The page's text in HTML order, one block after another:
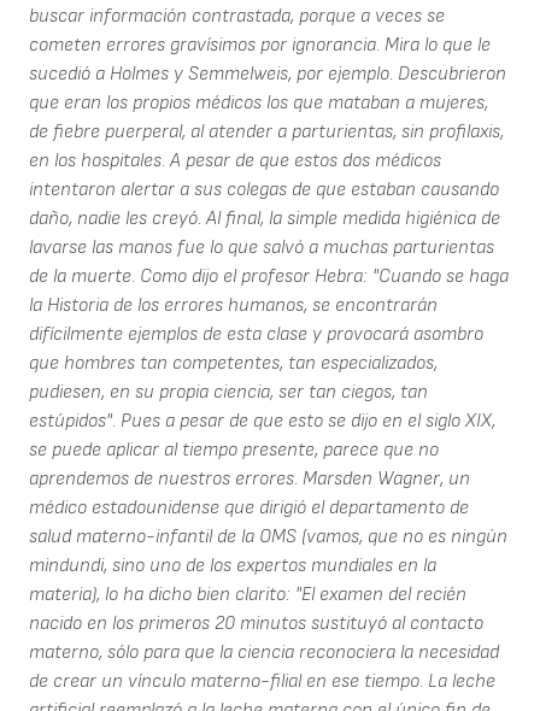
buscar información contrastada, porque a veces se
cometen errores gravísimos por ignorancia. Mira lo que le
sucedió a Holmes y Semmelweis, por ejemplo. Descubrieron
que eran los propios médicos los que mataban a mujeres,
de fiebre puerperal, al atender a parturientas, sin profilaxis,
en los hospitales. A pesar de que estos dos médicos
intentaron alertar a sus colegas de que estaban causando
daño, nadie les creyó. Al final, la simple medida higiénica de
lavarse las manos fue lo que salvó a muchas parturientas
de la muerte. Como dijo el profesor Hebra: "Cuando se haga
la Historia de los errores humanos, se encontrarán
difícilmente ejemplos de esta clase y provocará asombro
que hombres tan competentes, tan especializados,
pudiesen, en su propia ciencia, ser tan ciegos, tan
estúpidos". Pues a pesar de que esto se dijo en el siglo XIX,
se puede aplicar al tiempo presente, parece que no
aprendemos de nuestros errores. Marsden Wagner, un
médico estadounidense que dirigió el departamento de
salud materno-infantil de la OMS (vamos, que no es ningún
mindundi, sino uno de los expertos mundiales en la
materia), lo ha dicho bien clarito: "El examen del recién
nacido en los primeros 20 minutos sustituyó al contacto
materno, sólo para que la ciencia reconociera la necesidad
de crear un vínculo materno-filial en ese tiempo. La leche